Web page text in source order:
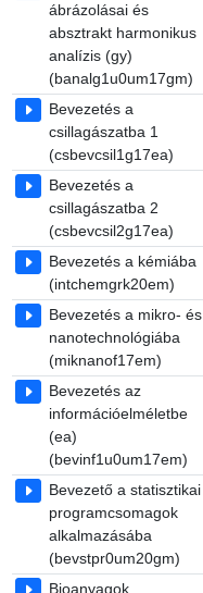
ábrázolásai és
absztrakt harmonikus
analízis (gy)
(banalg1u0um17gm)
Bevezetés a
csillagászatba 1
(csbevcsil1g17ea)
Bevezetés a
csillagászatba 2
(csbevcsil2g17ea)
Bevezetés a kémiába
(intchemgrk20em)
Bevezetés a mikro- és
nanotechnológiába
(miknanof17em)
Bevezetés az
információelméletbe
(ea)
(bevinf1u0um17em)
Bevezető a statisztikai
programcsomagok
alkalmazásába
(bevstpr0um20gm)
Bioanyagok